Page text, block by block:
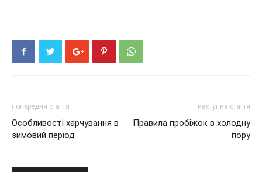
попередня стаття
Особливості харчування в
зимовий період
наступна стаття
Правила пробіжок в холодну
пору